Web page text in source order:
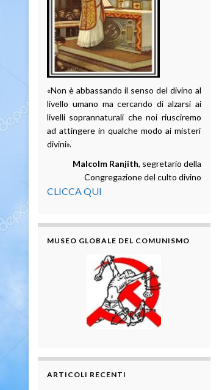
«Non è abbassando il senso del divino al
livello umano ma cercando di alzarsi ai
livelli soprannaturali che noi riusciremo
ad attingere in qualche modo ai misteri
divini».
Malcolm Ranjith, segretario della
Congregazione del culto divino
CLICCA QUI
MUSEO GLOBALE DEL COMUNISMO
ARTICOLI RECENTI